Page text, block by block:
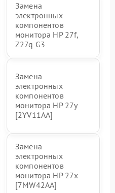
Замена
электронных
компонентов
монитора HP 27f,
Z27q G3
Замена
электронных
компонентов
монитора HP 27y
[2YV11AA]
Замена
электронных
компонентов
монитора HP 27x
[7MW42AA]